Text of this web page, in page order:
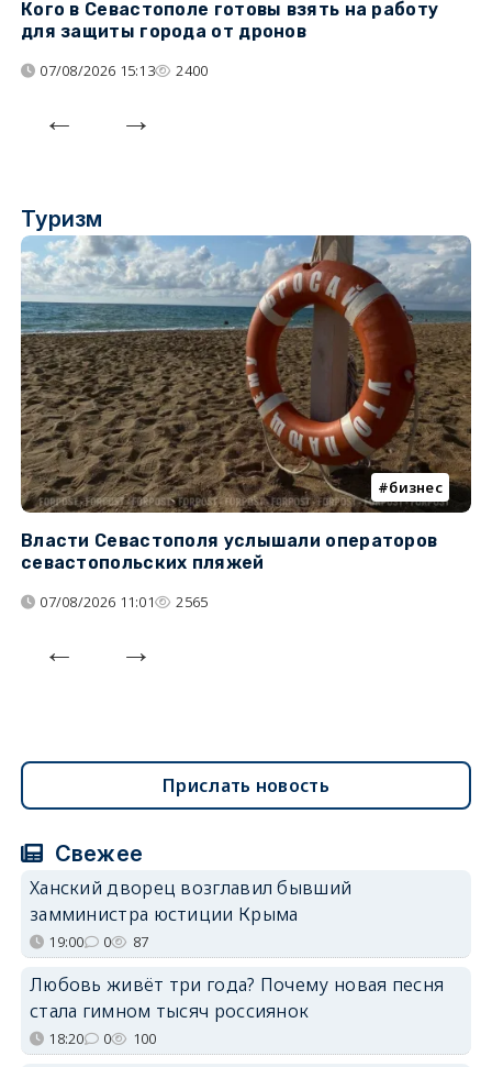
Кого в Севастополе готовы взять на работу
для защиты города от дронов
07/08/2026 15:13 2400
Туризм
бизнес
Власти Севастополя услышали операторов
севастопольских пляжей
07/08/2026 11:01 2565
Прислать новость
Свежее
Ханский дворец возглавил бывший
замминистра юстиции Крыма
19:00 0 87
Любовь живёт три года? Почему новая песня
стала гимном тысяч россиянок
18:20 0 100